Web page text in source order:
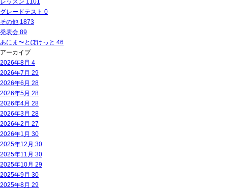
レッスン 1101
グレードテスト 0
その他 1873
発表会 89
あにま〜とぽけっと 46
アーカイブ
2026年8月 4
2026年7月 29
2026年6月 28
2026年5月 28
2026年4月 28
2026年3月 28
2026年2月 27
2026年1月 30
2025年12月 30
2025年11月 30
2025年10月 29
2025年9月 30
2025年8月 29